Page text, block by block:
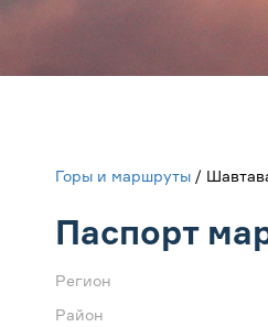
Горы и маршруты /
Паспорт
Регион
Район